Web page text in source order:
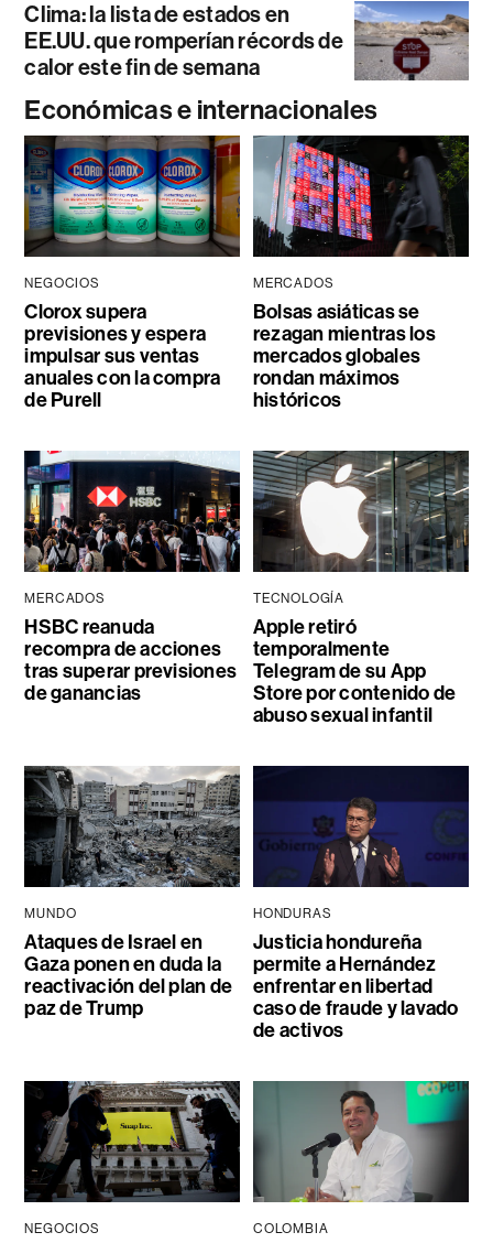
Clima: la lista de estados en
EE.UU. que romperían récords de
calor este fin de semana
Económicas e internacionales
NEGOCIOS
Clorox supera
previsiones y espera
impulsar sus ventas
anuales con la compra
de Purell
MERCADOS
Bolsas asiáticas se
rezagan mientras los
mercados globales
rondan máximos
históricos
MERCADOS
HSBC reanuda
recompra de acciones
tras superar previsiones
de ganancias
TECNOLOGÍA
Apple retiró
temporalmente
Telegram de su App
Store por contenido de
abuso sexual infantil
MUNDO
Ataques de Israel en
Gaza ponen en duda la
reactivación del plan de
paz de Trump
HONDURAS
Justicia hondureña
permite a Hernández
enfrentar en libertad
caso de fraude y lavado
de activos
NEGOCIOS COLOMBIA